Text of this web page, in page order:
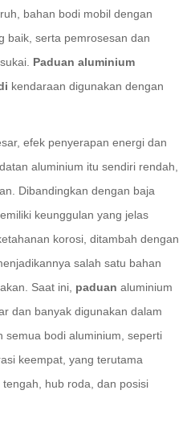
bahan bodi mobil dengan
baik, serta pemrosesan dan
Paduan aluminium
kendaraan digunakan dengan
efek penyerapan energi dan
aluminium itu sendiri rendah,
Dibandingkan dengan baja
keunggulan yang jelas
korosi, ditambah dengan
salah satu bahan
Saat ini, paduan aluminium
dan banyak digunakan dalam
semua bodi aluminium, seperti
keempat, yang terutama
hub roda, dan posisi